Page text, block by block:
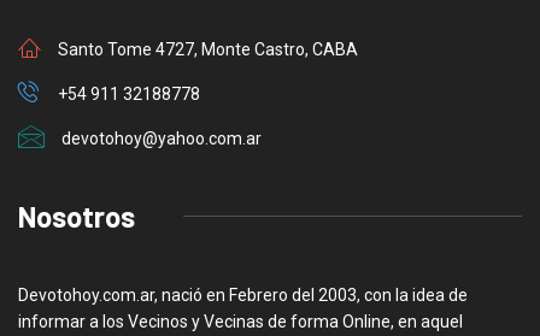
Santo Tome 4727, Monte Castro, CABA
+54 911 32188778
devotohoy@yahoo.com.ar
Nosotros
Devotohoy.com.ar, nació en Febrero del 2003, con la idea de
informar a los Vecinos y Vecinas de forma Online, en aquel